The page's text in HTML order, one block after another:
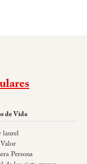
de Vida
laurel
Persona